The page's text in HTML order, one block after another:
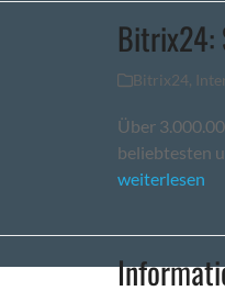
Bitrix24:
Bitrix24,
Über
beliebtesten
weiterlesen